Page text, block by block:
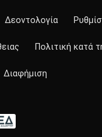
Δεοντολογία
Πολιτική κατά
Διαφήμιση